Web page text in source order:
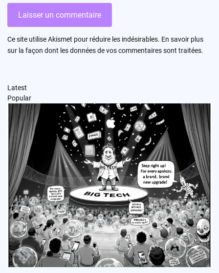
Ce site utilise Akismet pour réduire les indésirables. En savoir plus
sur la façon dont les données de vos commentaires sont traitées.
Latest
Popular